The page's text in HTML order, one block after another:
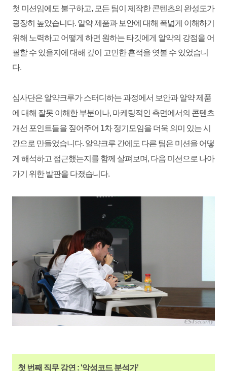
첫 미션임에도 불구하고, 모든 팀이 제작한 콘텐츠의 완성도가
굉장히 높았습니다. 알약 제품과 보안에 대해 폭넓게 이해하기
위해 노력하고 어떻게 하면 원하는 타깃에게 알약의 강점을 어
필할 수 있을지에 대해 깊이 고민한 흔적을 엿볼 수 있었습니
다.
심사단은 알약크루가 스터디하는 과정에서 보안과 알약 제품
에 대해 잘못 이해한 부분이나, 마케팅적인 측면에서의 콘텐츠
개선 포인트들을 짚어주어 1차 정기모임을 더욱 의미 있는 시
간으로 만들었습니다. 알약크루 간에도 다른 팀은 미션을 어떻
게 해석하고 접근했는지를 함께 살펴보며, 다음 미션으로 나아
가기 위한 발판을 다졌습니다.
첫 번째 직무 강연 : '악성코드 분석가'